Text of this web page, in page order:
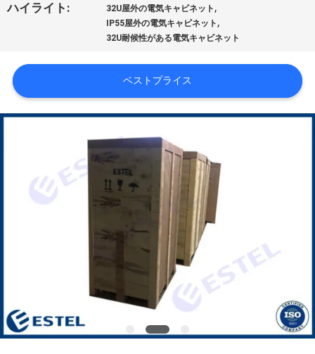
場
行
品
に
連
ハイライト: 32U屋外の電気キャビネット ,
IP55屋外の電気キャビネット ,
32U耐候性がある電気キャビネット
ベストプライス